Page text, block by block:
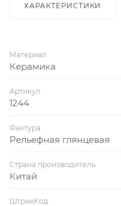
ХАРАКТЕРИСТИКИ
Материал
Керамика
Артикул
1244
Фактура
Рельефная глянцевая
Страна производитель
Китай
ШтрихКод